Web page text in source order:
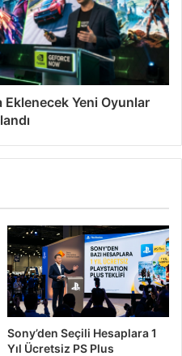
Eklenecek Yeni Oyunlar
Sony’den Seçili Hesaplara 1
Yıl Ücretsiz PS Plus